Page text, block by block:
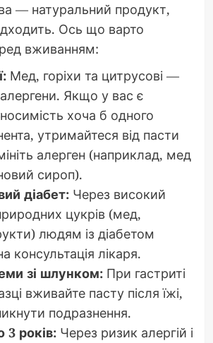
— натуральний продукт,
Ось що варто
вживанням:
Мед, горіхи та цитрусові —
алергени. Якщо у вас є
хоча б одного
утримайтеся від пасти
алерген (наприклад, мед
сироп).
діабет:Через високий
цукрів (мед,
людям із діабетом
консультація лікаря.
зі шлунком:При гастриті
вживайте пасту після їжі,
подразнення.
3 років:Через ризик алергій і